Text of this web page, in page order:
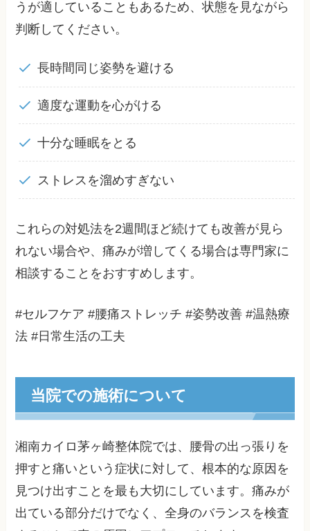
うが適していることもあるため、状態を見ながら
判断してください。
長時間同じ姿勢を避ける
適度な運動を心がける
十分な睡眠をとる
ストレスを溜めすぎない
これらの対処法を2週間ほど続けても改善が見ら
れない場合や、痛みが増してくる場合は専門家に
相談することをおすすめします。
#セルフケア #腰痛ストレッチ #姿勢改善 #温熱療
法 #日常生活の工夫
当院での施術について
湘南カイロ茅ヶ崎整体院では、腰骨の出っ張りを
押すと痛いという症状に対して、根本的な原因を
見つけ出すことを最も大切にしています。痛みが
出ている部分だけでなく、全身のバランスを検査